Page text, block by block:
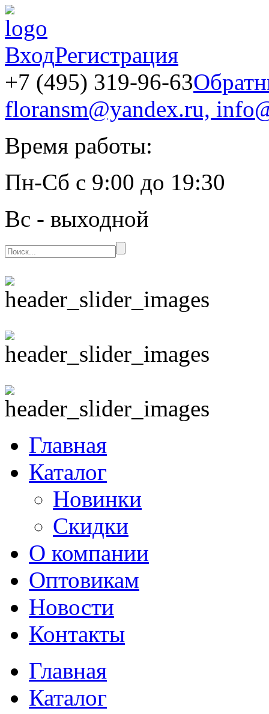
ВходРегистрация
+7 (495) 319-96-63
floransm@yandex.ru,
Время работы:
Пн-Сб с 9:00 до 19:30
Вс - выходной
Главная
Каталог
Новинки
Скидки
О компании
Оптовикам
Новости
Контакты
Главная
Каталог